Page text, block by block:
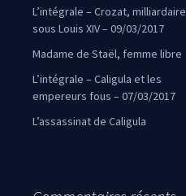
L’intégrale – Crozat, milliardaire
sous Louis XIV – 09/03/2017
Madame de Staël, femme libre
L’intégrale – Caligula et les
empereurs fous – 07/03/2017
L’assassinat de Caligula